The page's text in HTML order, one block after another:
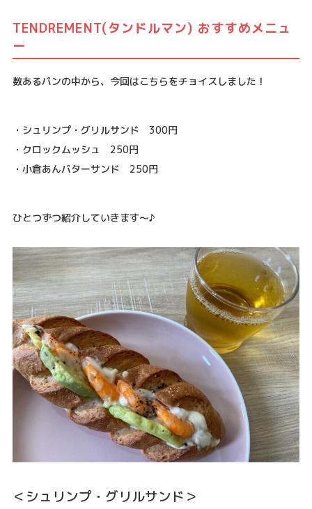
TENDREMENT(タンドルマン) おすすめメニュ
ー
数あるパンの中から、今回はこちらをチョイスしました！
・シュリンプ・グリルサンド 300円
・クロックムッシュ 250円
・小倉あんバターサンド 250円
ひとつずつ紹介していきます～♪
＜シュリンプ・グリルサンド＞